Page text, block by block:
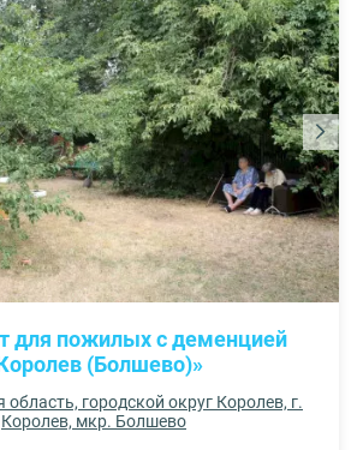
для пожилых с деменцией
(Болшево)»
городской округ Королев, г.
Королев, мкр. Болшево